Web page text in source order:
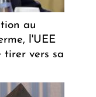
au
l'UEE
vers sa